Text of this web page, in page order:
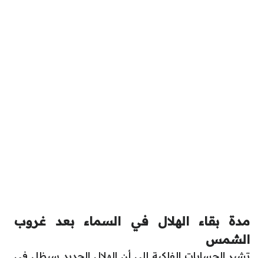
مدة بقاء الهلال في السماء بعد غروب
الشمس
تشير الحسابات الفلكية إلى أن الهلال الجديد سيظل في